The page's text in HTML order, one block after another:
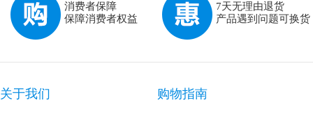
消费者保障
保障消费者权益
7天无理由退货
产品遇到问题可换货
关于我们 购物指南